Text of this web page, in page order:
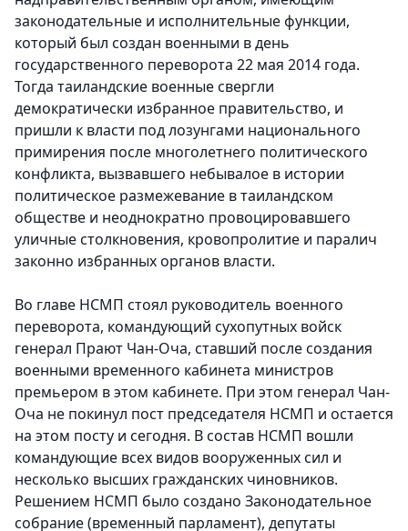
законодательные и исполнительные функции,
который был создан военными в день
государственного переворота 22 мая 2014 года.
Тогда таиландские военные свергли
демократически избранное правительство, и
пришли к власти под лозунгами национального
примирения после многолетнего политического
конфликта, вызвавшего небывалое в истории
политическое размежевание в таиландском
обществе и неоднократно провоцировавшего
уличные столкновения, кровопролитие и паралич
законно избранных органов власти.
Во главе НСМП стоял руководитель военного
переворота, командующий сухопутных войск
генерал Прают Чан-Оча, ставший после создания
военными временного кабинета министров
премьером в этом кабинете. При этом генерал Чан-
Оча не покинул пост председателя НСМП и остается
на этом посту и сегодня. В состав НСМП вошли
командующие всех видов вооруженных сил и
несколько высших гражданских чиновников.
Решением НСМП было создано Законодательное
собрание (временный парламент), депутаты